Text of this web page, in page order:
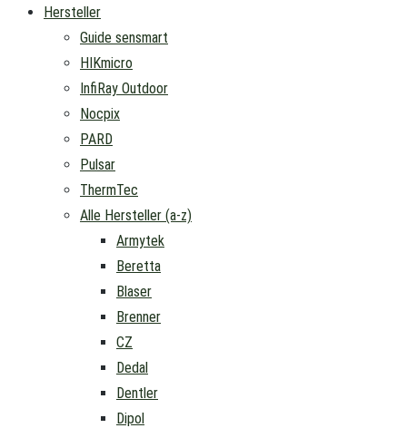
Hersteller
Guide sensmart
HIKmicro
InfiRay Outdoor
Nocpix
PARD
Pulsar
ThermTec
Alle Hersteller (a-z)
Armytek
Beretta
Blaser
Brenner
CZ
Dedal
Dentler
Dipol